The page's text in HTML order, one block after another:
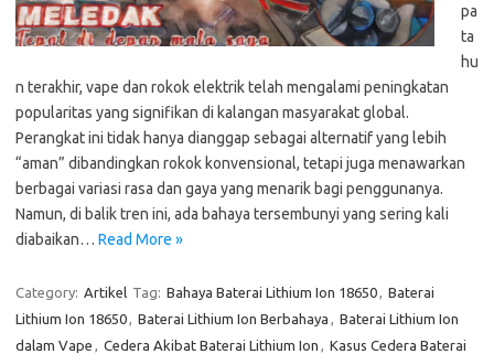
pa
ta
hu
n terakhir, vape dan rokok elektrik telah mengalami peningkatan
popularitas yang signifikan di kalangan masyarakat global.
Perangkat ini tidak hanya dianggap sebagai alternatif yang lebih
“aman” dibandingkan rokok konvensional, tetapi juga menawarkan
berbagai variasi rasa dan gaya yang menarik bagi penggunanya.
Namun, di balik tren ini, ada bahaya tersembunyi yang sering kali
diabaikan… Read More »
Category: Artikel Tag: Bahaya Baterai Lithium Ion 18650, Baterai
Lithium Ion 18650, Baterai Lithium Ion Berbahaya , Baterai Lithium Ion
dalam Vape , Cedera Akibat Baterai Lithium Ion , Kasus Cedera Baterai